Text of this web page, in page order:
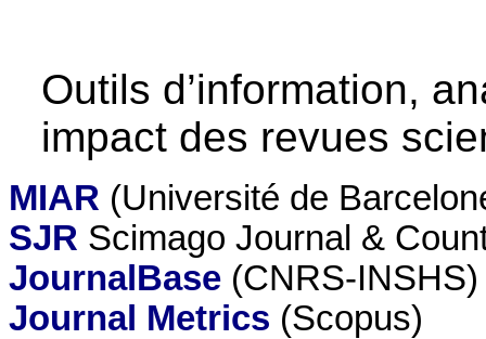
Outils d’information,
impact des revues
MIAR (Université de
SJR Scimago Journal &
JournalBase (CNRS-INSHS)
Journal Metrics (Scopus)